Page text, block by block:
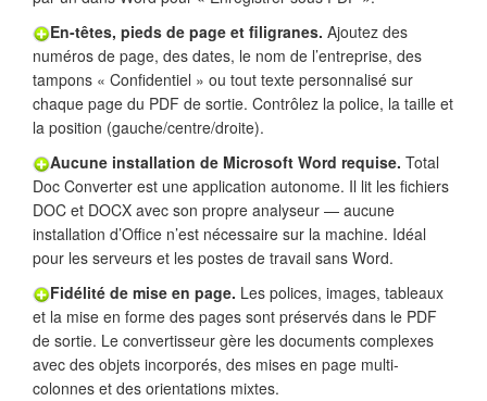
En-têtes, pieds de page et filigranes. Ajoutez des
numéros de page, des dates, le nom de l’entreprise, des
tampons « Confidentiel » ou tout texte personnalisé sur
chaque page du PDF de sortie. Contrôlez la police, la taille et
la position (gauche/centre/droite).
Aucune installation de Microsoft Word requise. Total
Doc Converter est une application autonome. Il lit les fichiers
DOC et DOCX avec son propre analyseur — aucune
installation d’Office n’est nécessaire sur la machine. Idéal
pour les serveurs et les postes de travail sans Word.
Fidélité de mise en page. Les polices, images, tableaux
et la mise en forme des pages sont préservés dans le PDF
de sortie. Le convertisseur gère les documents complexes
avec des objets incorporés, des mises en page multi-
colonnes et des orientations mixtes.